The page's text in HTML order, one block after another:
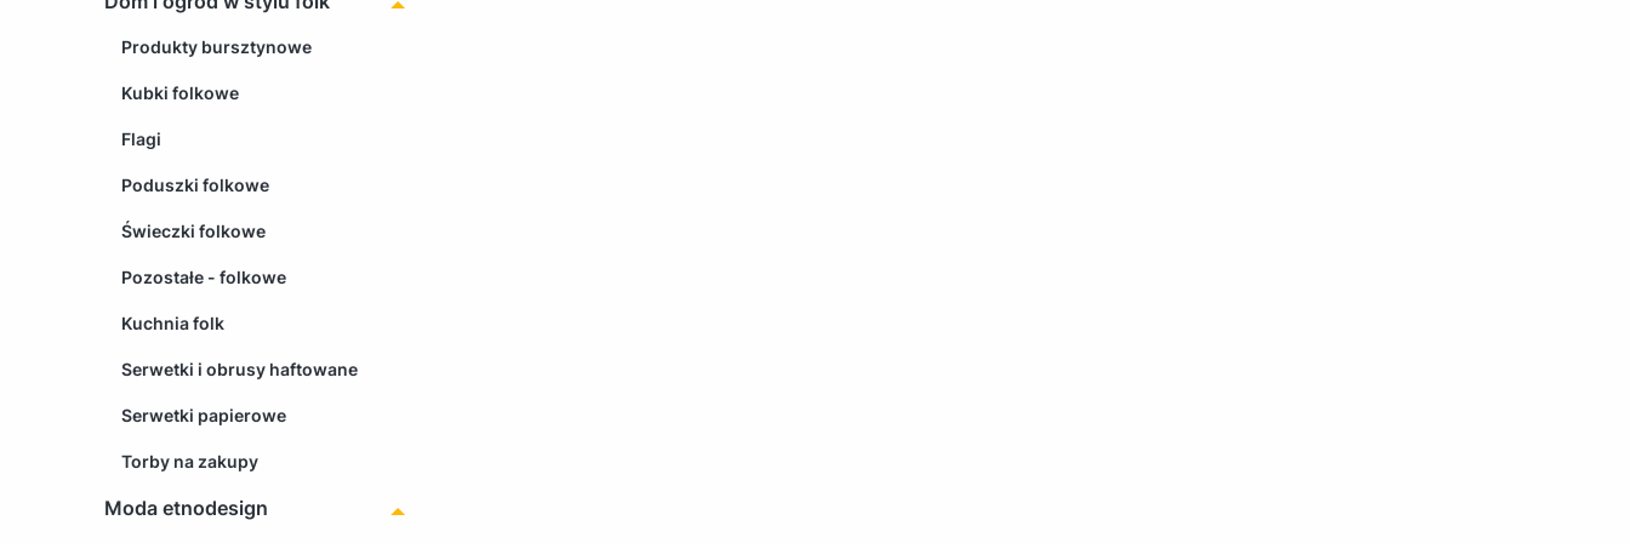
Produkty bursztynowe
Kubki folkowe
Flagi
Poduszki folkowe
Świeczki folkowe
Pozostałe - folkowe
Kuchnia folk
Serwetki i obrusy haftowane
Serwetki papierowe
Torby na zakupy
Moda etnodesign